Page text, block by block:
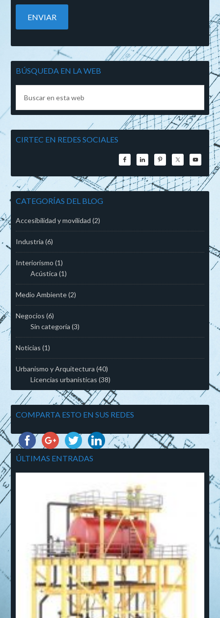
BÚSQUEDA EN LA WEB
CIRTEC EN REDES SOCIALES
CATEGORÍAS DEL BLOG
Accesibilidad y movilidad (2)
Industria (6)
Interiorismo (1)
Acústica (1)
Medio Ambiente(2)
Negocios (6)
Sin categoría (3)
Noticias (1)
Urbanismo y Arquitectura (40)
Licencias urbanísticas (38)
COMPARTA ESTO EN SUS REDES
ÚLTIMAS ENTRADAS